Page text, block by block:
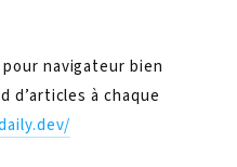
navigateur bien
d’articles à chaque